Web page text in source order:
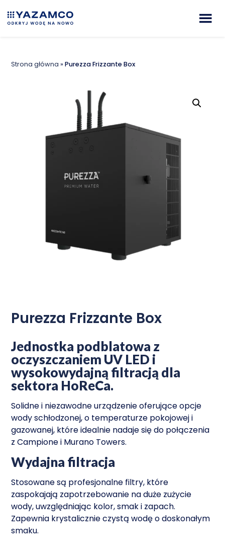
Strona główna »Purezza Frizzante Box
Purezza Frizzante Box
Jednostka podblatowa z
oczyszczaniem UV LED i
wysokowydajną filtracją dla
sektora HoReCa.
Solidne i niezawodne urządzenie oferujące opcje
wody schłodzonej, o temperaturze pokojowej i
gazowanej, które idealnie nadaje się do połączenia
z Campione i Murano Towers.
Wydajna filtracja
Stosowane są profesjonalne filtry, które
zaspokajają zapotrzebowanie na duże zużycie
wody, uwzględniając kolor, smak i zapach.
Zapewnia krystalicznie czystą wodę o doskonałym
smaku.